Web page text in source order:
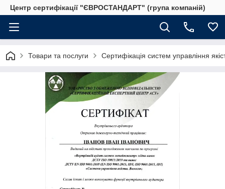
Центр сертифікації "ЄВРОСТАНДАРТ" (група компаній)
Товари та послуги Сертифікація систем управління